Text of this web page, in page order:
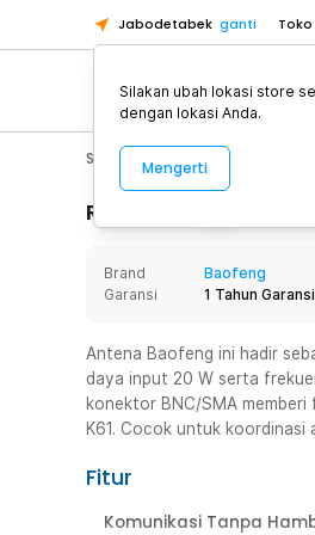
Jabodetabek ganti
Toko
Pick
Sport & Outdoor
Rincian Produk
Brand
Baofeng
Garansi
1 Tahun
Antena Baofeng ini hadir
daya input 20 W serta
konektor BNC/SMA memberi
K61. Cocok untuk koordinasi
Fitur
Komunikasi Tanpa
Silakan ubah lokasi store
dengan lokasi Anda.
Mengerti